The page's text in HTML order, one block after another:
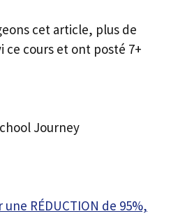
cet article, plus de
ce cours et ont posté 7+
Journey
RÉDUCTION de 95%,